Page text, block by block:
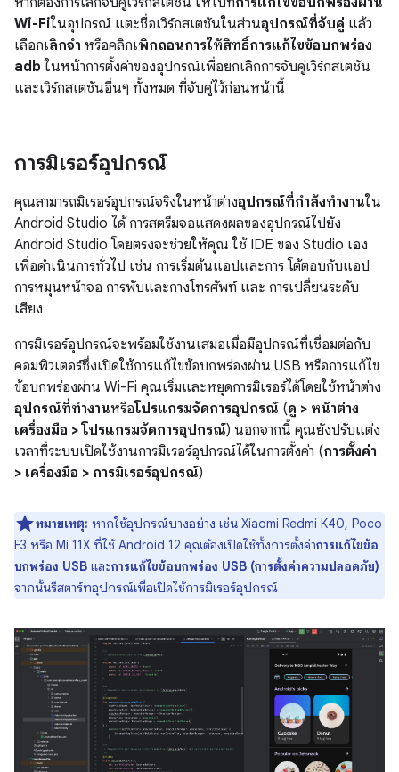
Wi-Fiในอุปกรณ์ แตะชื่อเวิร์กสเตชันในส่วนอุปกรณ์ที่จับคู่ แล้ว
เลือกเลิกจำ หรือคลิกเพิกถอนการให้สิทธิ์การแก้ไขข้อบกพร่อง
adb ในหน้าการตั้งค่าของอุปกรณ์เพื่อยกเลิกการจับคู่เวิร์กสเตชัน
และเวิร์กสเตชันอื่นๆ ทั้งหมด ที่จับคู่ไว้ก่อนหน้านี้
การมิเรอร์อุปกรณ์
คุณสามารถมิเรอร์อุปกรณ์จริงในหน้าต่างอุปกรณ์ที่กำลังทำงานใน
Android Studio ได้ การสตรีมจอแสดงผลของอุปกรณ์ไปยัง
Android Studio โดยตรงจะช่วยให้คุณ ใช้ IDE ของ Studio เอง
เพื่อดำเนินการทั่วไป เช่น การเริ่มต้นแอปและการ โต้ตอบกับแอป
การหมุนหน้าจอ การพับและกางโทรศัพท์ และ การเปลี่ยนระดับ
เสียง
การมิเรอร์อุปกรณ์จะพร้อมใช้งานเสมอเมื่อมีอุปกรณ์ที่เชื่อมต่อกับ
คอมพิวเตอร์ซึ่งเปิดใช้การแก้ไขข้อบกพร่องผ่าน USB หรือการแก้ไข
ข้อบกพร่องผ่าน Wi-Fi คุณเริ่มและหยุดการมิเรอร์ได้โดยใช้หน้าต่าง
อุปกรณ์ที่ทำงานหรือโปรแกรมจัดการอุปกรณ์ (ดู > หน้าต่าง
เครื่องมือ > โปรแกรมจัดการอุปกรณ์) นอกจากนี้ คุณยังปรับแต่ง
เวลาที่ระบบเปิดใช้งานการมิเรอร์อุปกรณ์ได้ในการตั้งค่า (การตั้งค่า
> เครื่องมือ > การมิเรอร์อุปกรณ์)
หมายเหตุ: หากใช้อุปกรณ์บางอย่าง เช่น Xiaomi Redmi K40, Poco
F3 หรือ Mi 11X ที่ใช้ Android 12 คุณต้องเปิดใช้ทั้งการตั้งค่าการแก้ไขข้อ
บกพร่อง USB และการแก้ไขข้อบกพร่อง USB (การตั้งค่าความปลอดภัย)
จากนั้นรีสตาร์ทอุปกรณ์เพื่อเปิดใช้การมิเรอร์อุปกรณ์